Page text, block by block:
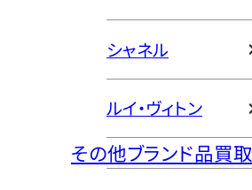
シャネル
ルイ・ヴィトン
その他ブランド品買取